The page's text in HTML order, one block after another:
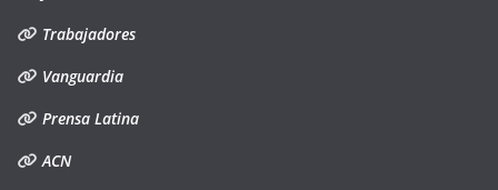
Trabajadores
Vanguardia
Prensa Latina
ACN